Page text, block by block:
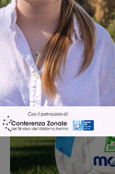
Articolo precedente
Furto di 2mila forme di parmigiano:
uno della banda arrestato dalla
polizia stradale vicino al casello
Valdarno
Ultime Notizie